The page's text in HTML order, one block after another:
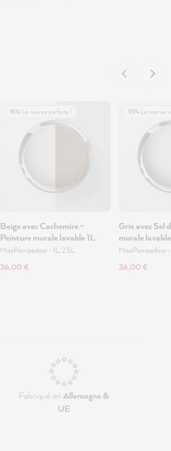
91% La nuance parfaite !
Beige avec Cachemire -
Peinture murale lavable 1L
MissPompadour • 1L, 2.5L
36,00 €
91% La nuance
Gris avec Sel
murale
MissPompadour •
36,00 €
Fabriqué en Allemagne &
UE